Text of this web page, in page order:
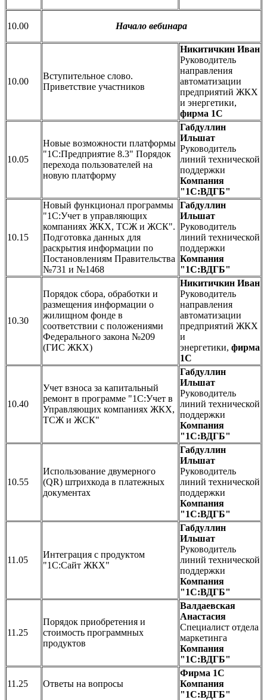
10.00 Начало вебинара
10.00
Вступительное слово.
Приветствие участников
Никитичкин Иван
Руководитель
направления
автоматизации
предприятий ЖКХ
и энергетики,
фирма 1С
10.05
Новые возможности платформы
"1С:Предприятие 8.3" Порядок
перехода пользователей на
новую платформу
Габдуллин
Ильшат
Руководитель
линий технической
поддержки
Компания
"1С:ВДГБ"
10.15
Новый функционал программы
"1С:Учет в управляющих
компаниях ЖКХ, ТСЖ и ЖСК".
Подготовка данных для
раскрытия информации по
Постановлениям Правительства
№731 и №1468
Габдуллин
Ильшат
Руководитель
линий технической
поддержки
Компания
"1С:ВДГБ"
10.30
Порядок сбора, обработки и
размещения информации о
жилищном фонде в
соответствии с положениями
Федерального закона №209
(ГИС ЖКХ)
Никитичкин Иван
Руководитель
направления
автоматизации
предприятий ЖКХ
и
энергетики, фирма
1С
10.40
Учет взноса за капитальный
ремонт в программе "1С:Учет в
Управляющих компаниях ЖКХ,
ТСЖ и ЖСК"
Габдуллин
Ильшат
Руководитель
линий технической
поддержки
Компания
"1С:ВДГБ"
10.55
Использование двумерного
(QR) штрихкода в платежных
документах
Габдуллин
Ильшат
Руководитель
линий технической
поддержки
Компания
"1С:ВДГБ"
11.05
Интеграция с продуктом
"1С:Сайт ЖКХ"
Габдуллин
Ильшат
Руководитель
линий технической
поддержки
Компания
"1С:ВДГБ"
11.25
Порядок приобретения и
стоимость программных
продуктов
Валдаевская
Анастасия
Специалист отдела
маркетинга
Компания
"1С:ВДГБ"
11.25 Ответы на вопросы
Фирма 1С
Компания
"1С:ВДГБ"